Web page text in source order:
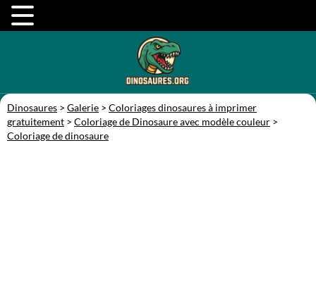
Dinosaures > Galerie > Coloriages dinosaures à imprimer
gratuitement > Coloriage de Dinosaure avec modèle couleur >
Coloriage de dinosaure